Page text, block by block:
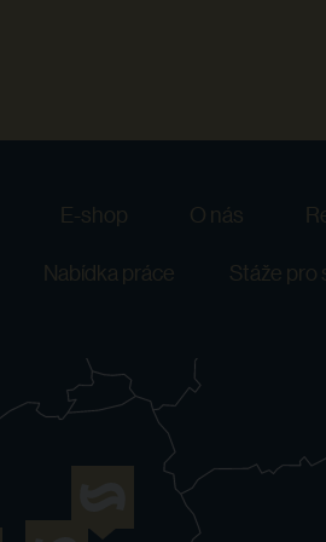
E-shop O nás
Nabídka práce Stáže pro